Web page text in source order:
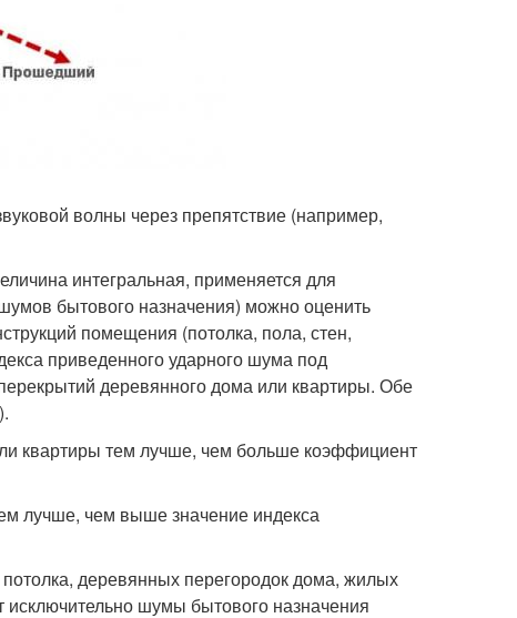
волны через препятствие (например,
интегральная, применяется для
бытового назначения) можно оценить
помещения (потолка, пола, стен,
приведенного ударного шума под
деревянного дома или квартиры. Обе
квартиры тем лучше, чем больше коэффициент
лучше, чем выше значение индекса
деревянных перегородок дома, жилых
шумы бытового назначения